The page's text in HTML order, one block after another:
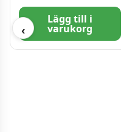
‹
Lägg till i
varukorg